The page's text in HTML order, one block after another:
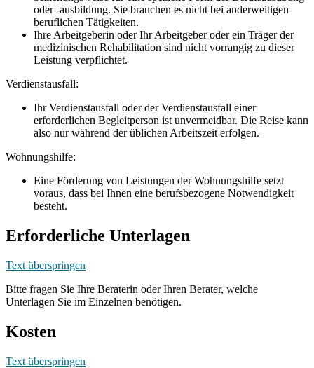
oder -ausbildung. Sie brauchen es nicht bei anderweitigen
beruflichen Tätigkeiten.
Ihre Arbeitgeberin oder Ihr Arbeitgeber oder ein Träger der
medizinischen Rehabilitation sind nicht vorrangig zu dieser
Leistung verpflichtet.
Verdienstausfall:
Ihr Verdienstausfall oder der Verdienstausfall einer
erforderlichen Begleitperson ist unvermeidbar. Die Reise kann
also nur während der üblichen Arbeitszeit erfolgen.
Wohnungshilfe:
Eine Förderung von Leistungen der Wohnungshilfe setzt
voraus, dass bei Ihnen eine berufsbezogene Notwendigkeit
besteht.
Erforderliche Unterlagen
Text überspringen
Bitte fragen Sie Ihre Beraterin oder Ihren Berater, welche
Unterlagen Sie im Einzelnen benötigen.
Kosten
Text überspringen